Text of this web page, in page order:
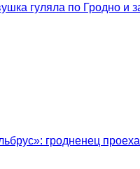
гуляла по Гродно и
гродненец